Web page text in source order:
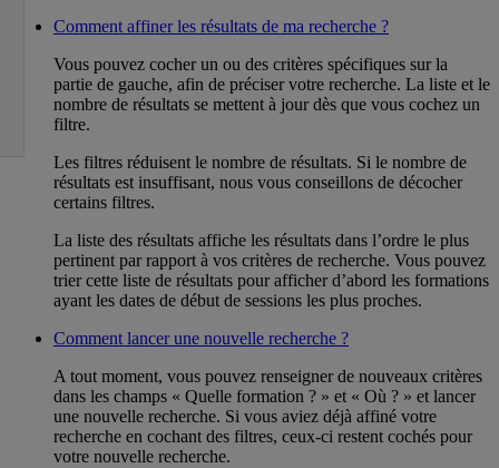
Comment affiner les résultats de ma recherche ?
Vous pouvez cocher un ou des critères spécifiques sur la
partie de gauche, afin de préciser votre recherche. La liste et le
nombre de résultats se mettent à jour dès que vous cochez un
filtre.
Les filtres réduisent le nombre de résultats. Si le nombre de
résultats est insuffisant, nous vous conseillons de décocher
certains filtres.
La liste des résultats affiche les résultats dans l’ordre le plus
pertinent par rapport à vos critères de recherche. Vous pouvez
trier cette liste de résultats pour afficher d’abord les formations
ayant les dates de début de sessions les plus proches.
Comment lancer une nouvelle recherche ?
A tout moment, vous pouvez renseigner de nouveaux critères
dans les champs « Quelle formation ? » et « Où ? » et lancer
une nouvelle recherche. Si vous aviez déjà affiné votre
recherche en cochant des filtres, ceux-ci restent cochés pour
votre nouvelle recherche.